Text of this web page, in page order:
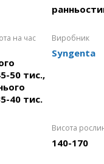
на час
50 тис.,
40 тис.
Виробник
Syngenta
Висота
140-170